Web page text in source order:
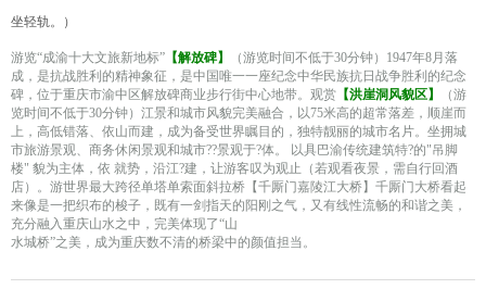
坐轻轨。）
游览“成渝十大文旅新地标” 【解放碑】
（游览时间不低于30分钟）1947年8月落
成，是抗战胜利的精神象征，是中国唯一一座纪念中华民族抗日战争胜利的纪念
碑，位于重庆市渝中区解放碑商业步行街中心地带。观赏 【洪崖洞风貌区】
（游
览时间不低于30分钟）江景和城市风貌完美融合，以75米高的超常落差，顺崖而
上，高低错落、依山而建，成为备受世界瞩目的，独特靓丽的城市名片。坐拥城
市旅游景观、商务休闲景观和城市??景观于?体。 以具巴渝传统建筑特?的"吊脚
楼" 貌为主体，依 就势，沿江?建，让游客叹为观止（若观看夜景，需自行回酒
店）。游世界最大跨径单塔单索面斜拉桥【千厮门嘉陵江大桥】千厮门大桥看起
来像是一把织布的梭子，既有一剑指天的阳刚之气，又有线性流畅的和谐之美，
充分融入重庆山水之中，完美体现了“山
水城桥”之美，成为重庆数不清的桥梁中的颜值担当。